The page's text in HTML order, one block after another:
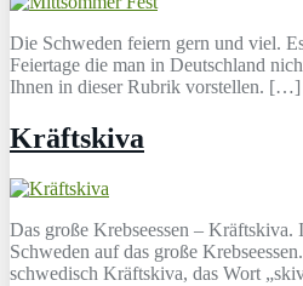
Die Schweden feiern gern und viel.
Feiertage die man in Deutschland
Ihnen in dieser Rubrik vorstellen. […]
Kräftskiva
Das große Krebseessen – Kräftskiva.
Schweden auf das große
schwedisch Kräftskiva, das Wort